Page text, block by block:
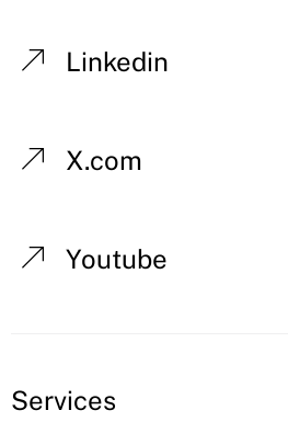
Linkedin
X.com
Youtube
Services